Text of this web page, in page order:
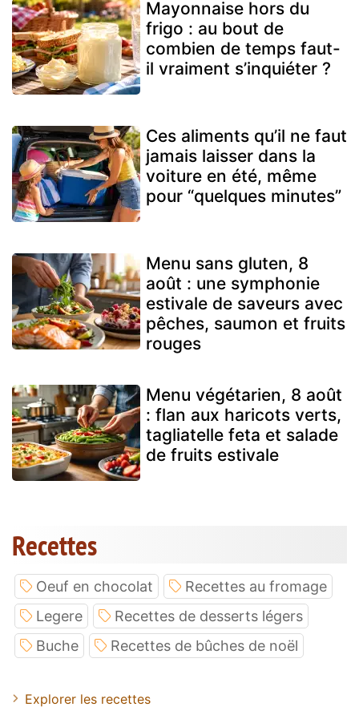
Mayonnaise hors du
frigo : au bout de
combien de temps faut-
il vraiment s’inquiéter ?
Ces aliments qu’il ne faut
jamais laisser dans la
voiture en été, même
pour “quelques minutes”
Menu sans gluten, 8
août : une symphonie
estivale de saveurs avec
pêches, saumon et fruits
rouges
Menu végétarien, 8 août
: flan aux haricots verts,
tagliatelle feta et salade
de fruits estivale
Recettes
Oeuf en chocolat
Recettes au fromage
Legere
Recettes de desserts légers
Buche
Recettes de bûches de noël
Explorer les recettes